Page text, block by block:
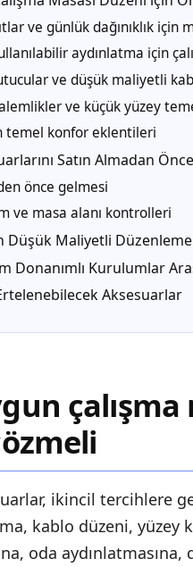
ve günlük dağınıklık için
aydınlatma için
ve düşük maliyetli
ve küçük yüzey
temel konfor eklentileri
Satın Almadan
önce gelmesi
ve masa alanı kontrolleri
Düşük Maliyetli
Donanımlı Kurulumlar
Aksesuarlar
çalışma
ikincil tercihlere
kablo düzeni, yüzey
oda aydınlatmasına,